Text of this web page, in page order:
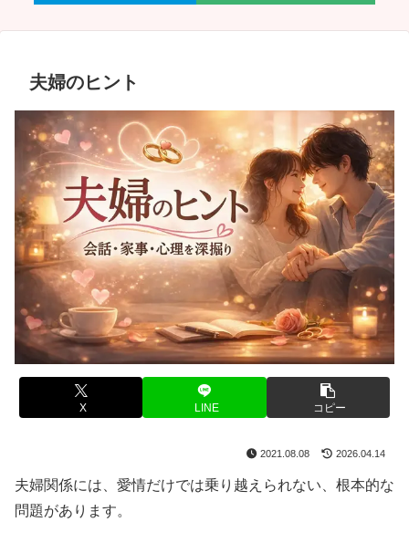
夫婦のヒント
X LINE コピー
2021.08.08 2026.04.14
夫婦関係には、愛情だけでは乗り越えられない、根本的な
問題があります。